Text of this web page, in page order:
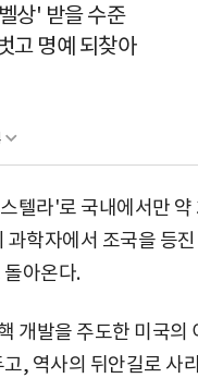
상' 받을 수준
고 명예 되찾아
텔라'로 국내에서만
과학자에서 조국을 등
아온다.
개발을 주도한 미국
, 역사의 뒤안길로 사